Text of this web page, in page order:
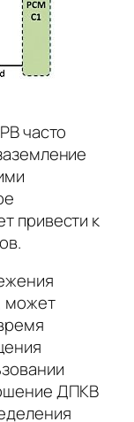
часто
привести к
может
ДПКВ